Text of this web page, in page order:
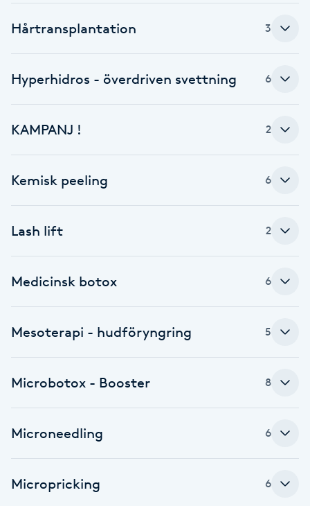
Diamantslipning
Enzympeeling
Extensions borttagning
Eyeliner-tatuering
Faceliftmassage
Fet hårbotten
Fillers
Fotmassage
Hårtransplantation 3
Hyperhidros - överdriven svettning 6
KAMPANJ ! 2
Kemisk peeling 6
Lash lift 2
Medicinsk botox 6
Mesoterapi - hudföryngring 5
Microbotox - Booster 8
Microneedling 6
Micropricking 6